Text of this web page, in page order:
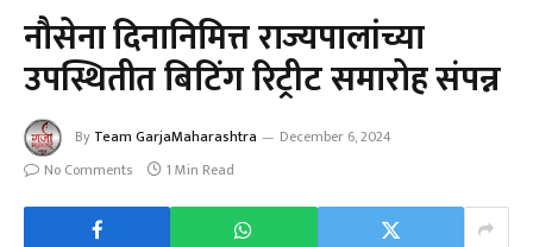
नौसेना दिनानिमित्त राज्यपालांच्या
उपस्थितीत बिटिंग रिट्रीट समारोह संपन्न
By Team GarjaMaharashtra
December 6, 2024
No Comments
1 Min Read